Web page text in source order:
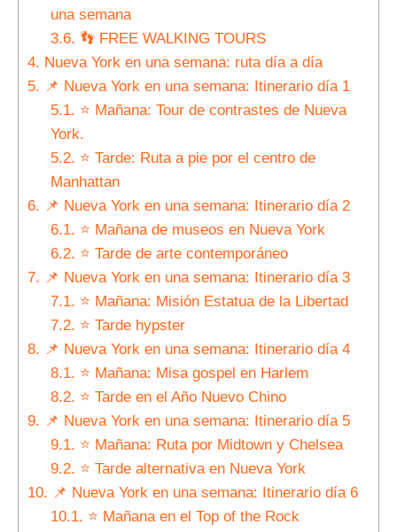
una semana
3.6. 👣 FREE WALKING TOURS
4. Nueva York en una semana: ruta día a día
5. 📌 Nueva York en una semana: Itinerario día 1
5.1. ⭐ Mañana: Tour de contrastes de Nueva
York.
5.2. ⭐ Tarde: Ruta a pie por el centro de
Manhattan
6. 📌 Nueva York en una semana: Itinerario día 2
6.1. ⭐ Mañana de museos en Nueva York
6.2. ⭐ Tarde de arte contemporáneo
7. 📌 Nueva York en una semana: Itinerario día 3
7.1. ⭐ Mañana: Misión Estatua de la Libertad
7.2. ⭐ Tarde hypster
8. 📌 Nueva York en una semana: Itinerario día 4
8.1. ⭐ Mañana: Misa gospel en Harlem
8.2. ⭐ Tarde en el Año Nuevo Chino
9. 📌 Nueva York en una semana: Itinerario día 5
9.1. ⭐ Mañana: Ruta por Midtown y Chelsea
9.2. ⭐ Tarde alternativa en Nueva York
10. 📌 Nueva York en una semana: Itinerario día 6
10.1. ⭐ Mañana en el Top of the Rock